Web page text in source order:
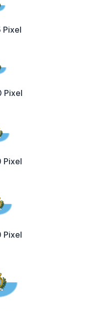
Pixel
Pixel
Pixel
Pixel